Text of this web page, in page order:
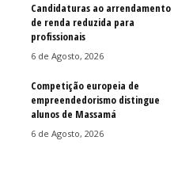
Candidaturas ao arrendamento
de renda reduzida para
profissionais
6 de Agosto, 2026
Competição europeia de
empreendedorismo distingue
alunos de Massamá
6 de Agosto, 2026